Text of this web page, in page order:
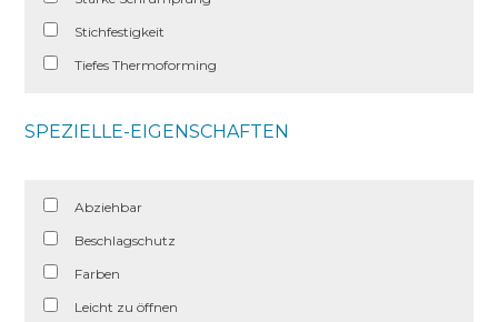
Stichfestigkeit
Tiefes Thermoforming
SPEZIELLE-EIGENSCHAFTEN
Abziehbar
Beschlagschutz
Farben
Leicht zu öffnen